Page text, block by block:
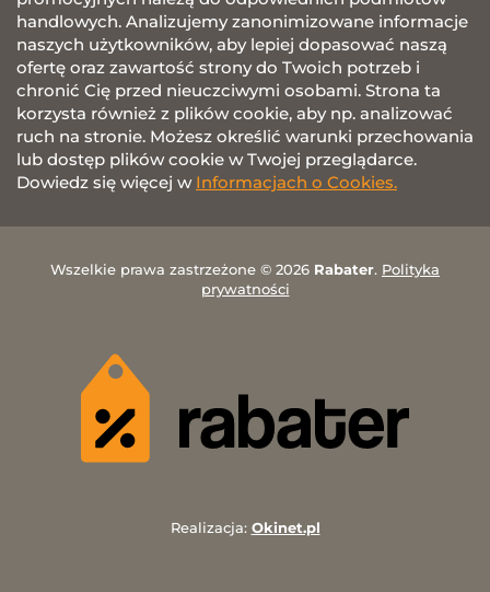
handlowych. Analizujemy zanonimizowane informacje
naszych użytkowników, aby lepiej dopasować naszą
ofertę oraz zawartość strony do Twoich potrzeb i
chronić Cię przed nieuczciwymi osobami. Strona ta
korzysta również z plików cookie, aby np. analizować
ruch na stronie. Możesz określić warunki przechowania
lub dostęp plików cookie w Twojej przeglądarce.
Dowiedz się więcej w Informacjach o Cookies.
Wszelkie prawa zastrzeżone © 2026 Rabater. Polityka
prywatności
Realizacja: Okinet.pl